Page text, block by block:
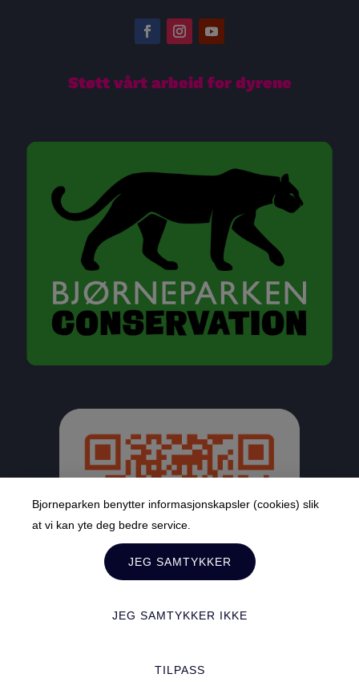
Støtt vårt arbeid for dyrene
Bjorneparken benytter informasjonskapsler (cookies) slik
at vi kan yte deg bedre service.
JEG SAMTYKKER
JEG SAMTYKKER IKKE
TILPASS